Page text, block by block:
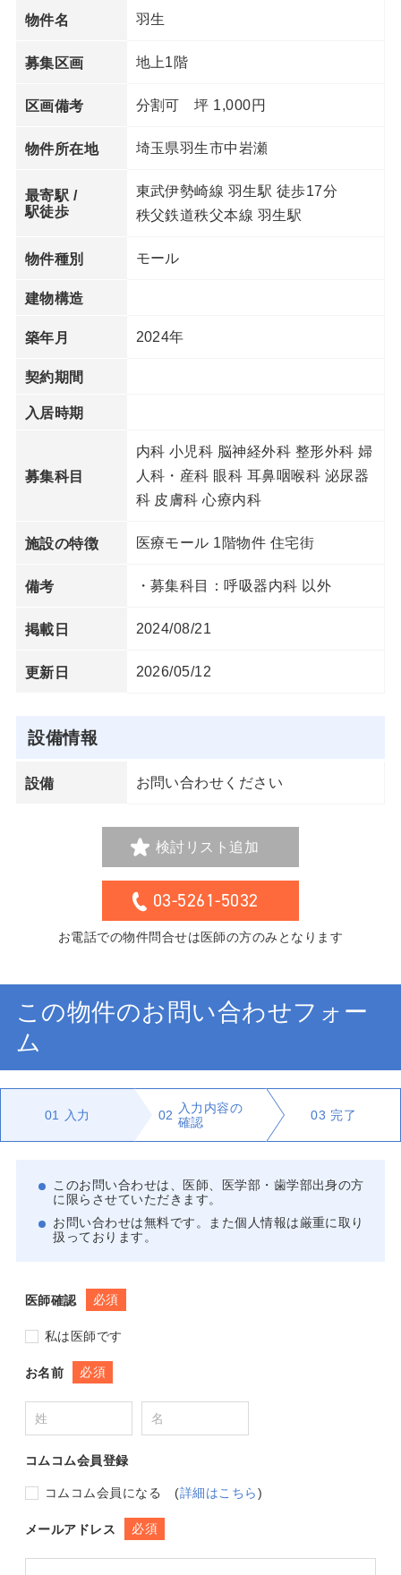
物件名 羽生
募集区画 地上1階
区画備考 分割可 坪 1,000円
物件所在地 埼玉県羽生市中岩瀬
最寄駅 /
駅徒歩
東武伊勢崎線 羽生駅 徒歩17分
秩父鉄道秩父本線 羽生駅
物件種別 モール
建物構造
築年月 2024年
契約期間
入居時期
募集科目
内科 小児科 脳神経外科 整形外科 婦
人科・産科 眼科 耳鼻咽喉科 泌尿器
科 皮膚科 心療内科
施設の特徴 医療モール 1階物件 住宅街
備考 ・募集科目：呼吸器内科 以外
掲載日 2024/08/21
更新日 2026/05/12
設備情報
設備 お問い合わせください
検討リスト追加
03-5261-5032
お電話での物件問合せは医師の方のみとなります
この物件のお問い合わせフォー
ム
01 入力 02 入力内容の
確認
03 完了
このお問い合わせは、医師、医学部・歯学部出身の方
に限らさせていただきます。
お問い合わせは無料です。また個人情報は厳重に取り
扱っております。
医師確認 必須
私は医師です
お名前 必須
コムコム会員登録
コムコム会員になる (詳細はこちら)
メールアドレス 必須